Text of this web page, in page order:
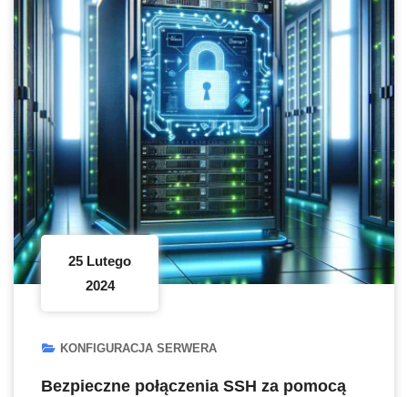
25 Lutego
2024
KONFIGURACJA SERWERA
Bezpieczne połączenia SSH za pomocą